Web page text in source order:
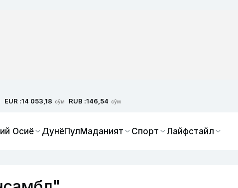
EUR :14 053,18 сўм RUB :146,54 сўм
Осиё ДунёПулМаданият Спорт Лайфстайл